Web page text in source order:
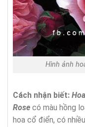
Hình ảnh
Cách nhận biết:
Rose có màu hồng
hoa cổ điển, có